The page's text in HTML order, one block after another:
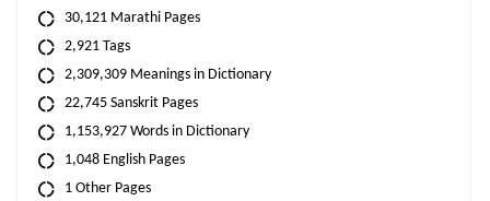
30,121 Marathi Pages
2,921 Tags
2,309,309 Meanings in Dictionary
22,745 Sanskrit Pages
1,153,927 Words in Dictionary
1,048 English Pages
1 Other Pages